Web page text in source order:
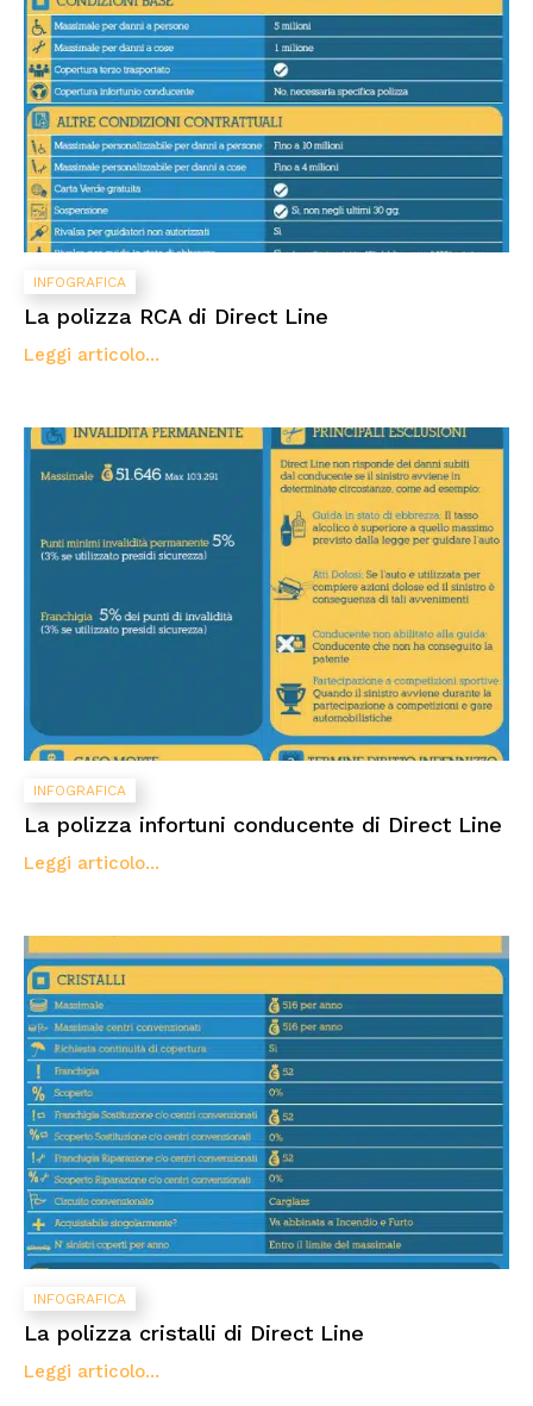
INFOGRAFICA
La polizza RCA di Direct Line
Leggi articolo...
INFOGRAFICA
La polizza infortuni conducente di Direct Line
Leggi articolo...
INFOGRAFICA
La polizza cristalli di Direct Line
Leggi articolo...